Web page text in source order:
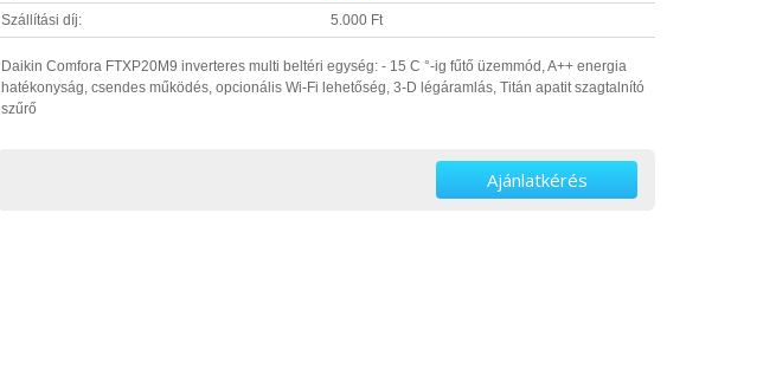
Szállítási díj: 5.000 Ft
Daikin Comfora FTXP20M9 inverteres multi beltéri egység: - 15 C °-ig fűtő üzemmód, A++ energia
hatékonyság, csendes működés, opcionális Wi-Fi lehetőség, 3-D légáramlás, Titán apatit szagtalnító
szűrő
Ajánlatkérés